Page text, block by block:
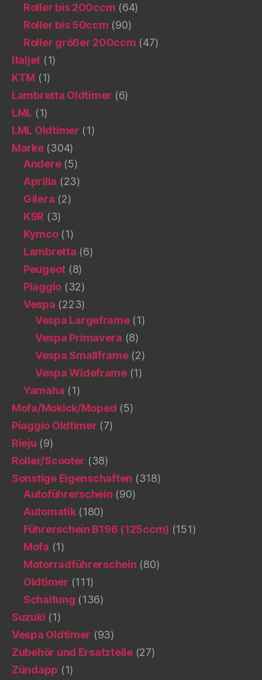
Roller bis 200ccm (64)
Roller bis 50ccm (90)
Roller größer 200ccm (47)
Italjet (1)
KTM (1)
Lambretta Oldtimer (6)
LML (1)
LML Oldtimer (1)
Marke(304)
Andere(5)
Aprilia (23)
Gilera (2)
KSR (3)
Kymco(1)
Lambretta (6)
Peugeot (8)
Piaggio (32)
Vespa (223)
Vespa Largeframe(1)
Vespa Primavera (8)
Vespa Smallframe(2)
Vespa Wideframe(1)
Yamaha (1)
Mofa/Mokick/Moped (5)
Piaggio Oldtimer (7)
Rieju (9)
Roller/Scooter (38)
Sonstige Eigenschaften (318)
Autoführerschein (90)
Automatik(180)
Führerschein B196 (125ccm) (151)
Mofa (1)
Motorradführerschein (80)
Oldtimer (111)
Schaltung (136)
Suzuki (1)
Vespa Oldtimer (93)
Zubehör und Ersatzteile(27)
Zündapp (1)